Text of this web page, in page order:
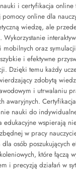
i certyfikacja online
pomocy online dla
wiedzę, ale
Wykorzystanie
oraz
i efektywne
Dzięki temu każdy
zdobytą
i utrwalaniu
awaryjnych.
nauki do
edukacyjne wspierają
w pracy
osób poszukujących
które łączą
i precyzją działań w